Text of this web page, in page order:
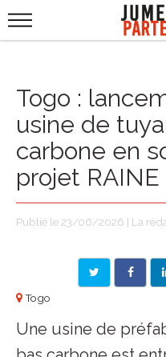
Togo :
usine de
carbone en
projet RAINE
Publié le 23/06/2026 | La
Togo
Une usine de